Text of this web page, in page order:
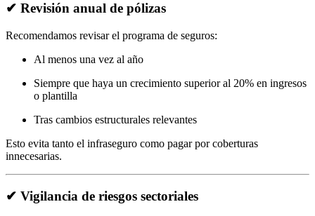
✔ Revisión anual de pólizas
Recomendamos revisar el programa de seguros:
Al menos una vez al año
Siempre que haya un crecimiento superior al 20% en ingresos
o plantilla
Tras cambios estructurales relevantes
Esto evita tanto el infraseguro como pagar por coberturas
innecesarias.
✔ Vigilancia de riesgos sectoriales